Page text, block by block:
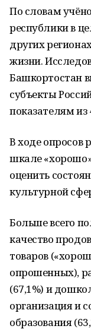
По словам
республики в
других
жизни.
Башкортостан
субъекты
показателям из
В ходе опросов
шкале
оценить
культурной
Больше всего
качество
товаров
опрошенных),
(67,1%) и
организация и
образования